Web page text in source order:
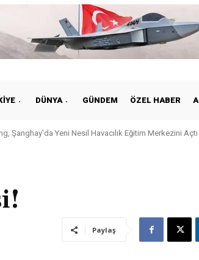
DÜNYA GÜNDEM ÖZEL HABER
Şanghay’da Yeni Nesil Havacılık Eğitim Merkezini Açtı
Paylaş